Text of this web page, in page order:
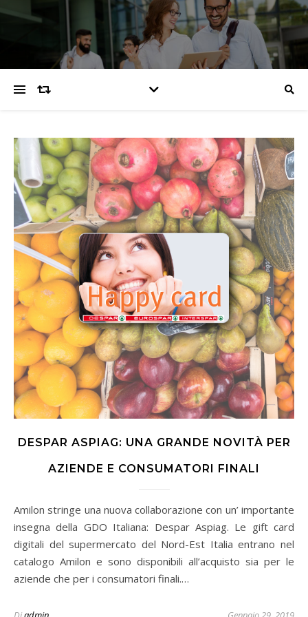
DESPAR ASPIAG: UNA GRANDE NOVITÀ PER
AZIENDE E CONSUMATORI FINALI
Amilon stringe una nuova collaborazione con un’ importante
insegna della GDO Italiana: Despar Aspiag. Le gift card
digitali del supermercato del Nord-Est Italia entrano nel
catalogo Amilon e sono disponibili all’acquisto sia per le
aziende che per i consumatori finali.…